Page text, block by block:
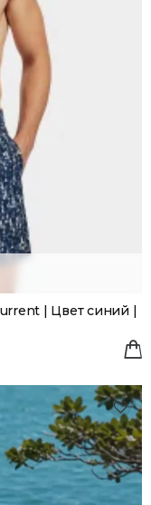
| Цвет синий |